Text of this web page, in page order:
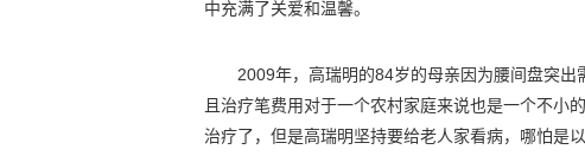
中充满了关爱和温馨。
2009年，高瑞明的84岁的母亲因为腰间盘突出
且治疗笔费用对于一个农村家庭来说也是一个不小
治疗了，但是高瑞明坚持要给老人家看病，哪怕是